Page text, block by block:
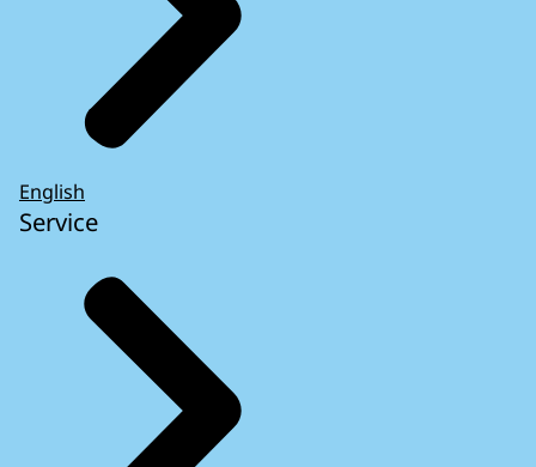
English
Service